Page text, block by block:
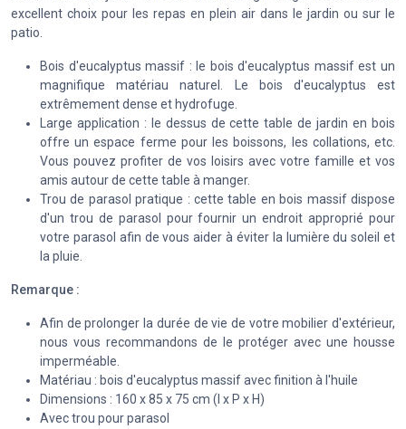
excellent choix pour les repas en plein air dans le jardin ou sur le
patio.
Bois d'eucalyptus massif : le bois d'eucalyptus massif est un
magnifique matériau naturel. Le bois d'eucalyptus est
extrêmement dense et hydrofuge.
Large application : le dessus de cette table de jardin en bois
offre un espace ferme pour les boissons, les collations, etc.
Vous pouvez profiter de vos loisirs avec votre famille et vos
amis autour de cette table à manger.
Trou de parasol pratique : cette table en bois massif dispose
d'un trou de parasol pour fournir un endroit approprié pour
votre parasol afin de vous aider à éviter la lumière du soleil et
la pluie.
Remarque :
Afin de prolonger la durée de vie de votre mobilier d'extérieur,
nous vous recommandons de le protéger avec une housse
imperméable.
Matériau : bois d'eucalyptus massif avec finition à l'huile
Dimensions : 160 x 85 x 75 cm (l x P x H)
Avec trou pour parasol